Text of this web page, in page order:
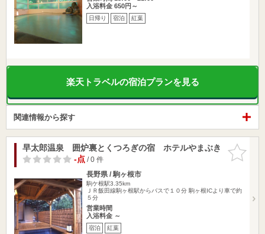
入浴料金 650円～
日帰り 宿泊 紅葉
楽天トラベルの宿泊プランを見る
関連情報から探す
お気に入
りに追加
早太郎温泉 囲炉裏とくつろぎの宿 ホテルやまぶき
-点/ 0 件
長野県 / 駒ヶ根市
駒ケ根駅3.35km
ＪＲ飯田線駒ヶ根駅からバスで１０分 駒ヶ根ICより車で約
５分
営業時間
入浴料金 ～
宿泊 紅葉